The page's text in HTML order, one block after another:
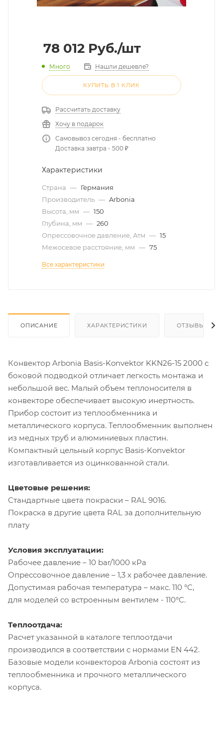
78 012 Руб./шт
Много Нашли дешевле?
КУПИТЬ В 1 КЛИК
Рассчитать доставку
Хочу в подарок
Самовывоз сегодня - бесплатно
Доставка завтра - 500 ₽
Характеристики
Страна — Германия
Производитель — Arbonia
Высота, мм — 150
Глубина, мм — 260
Опрессовочное давление, Атм — 15
Межосевое расстояние, мм — 75
Все характеристики
ОПИСАНИЕ ХАРАКТЕРИСТИКИ ОТЗЫВЫ
Конвектор Arbonia Basis-Konvektor KKN26-15 2000 с
боковой подводкой отличает легкость монтажа и
небольшой вес. Малый объем теплоносителя в
конвекторе обеспечивает высокую инертность.
Прибор состоит из теплообменника и
металлического корпуса. Теплообменник выполнен
из медных труб и алюминиевых пластин.
Компактный цельный корпус Basis-Konvektor
изготавливается из оцинкованной стали.
Цветовые решения:
Стандартные цвета покраски – RAL 9016.
Покраска в другие цвета RAL за дополнительную
плату
Условия эксплуатации:
Рабочее давление – 10 bar/1000 кРа
Опрессовочное давление – 1,3 х рабочее давление.
Допустимая рабочая температура – макс. 110 °C,
для моделей со встроенным вентилем - 110°C.
Теплоотдача:
Расчет указанной в каталоге теплоотдачи
производился в соответствии с нормами EN 442.
Базовые модели конвекторов Arbonia состоят из
теплообменника и прочного металлического
корпуса.